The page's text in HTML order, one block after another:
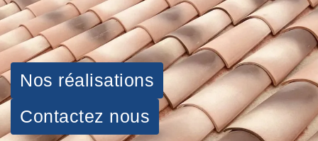
Nos réalisations
Contactez nous